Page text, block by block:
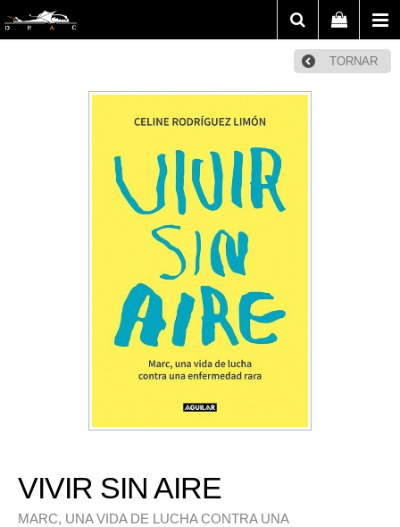
TORNAR
VIVIR SIN AIRE
MARC, UNA VIDA DE LUCHA CONTRA UNA